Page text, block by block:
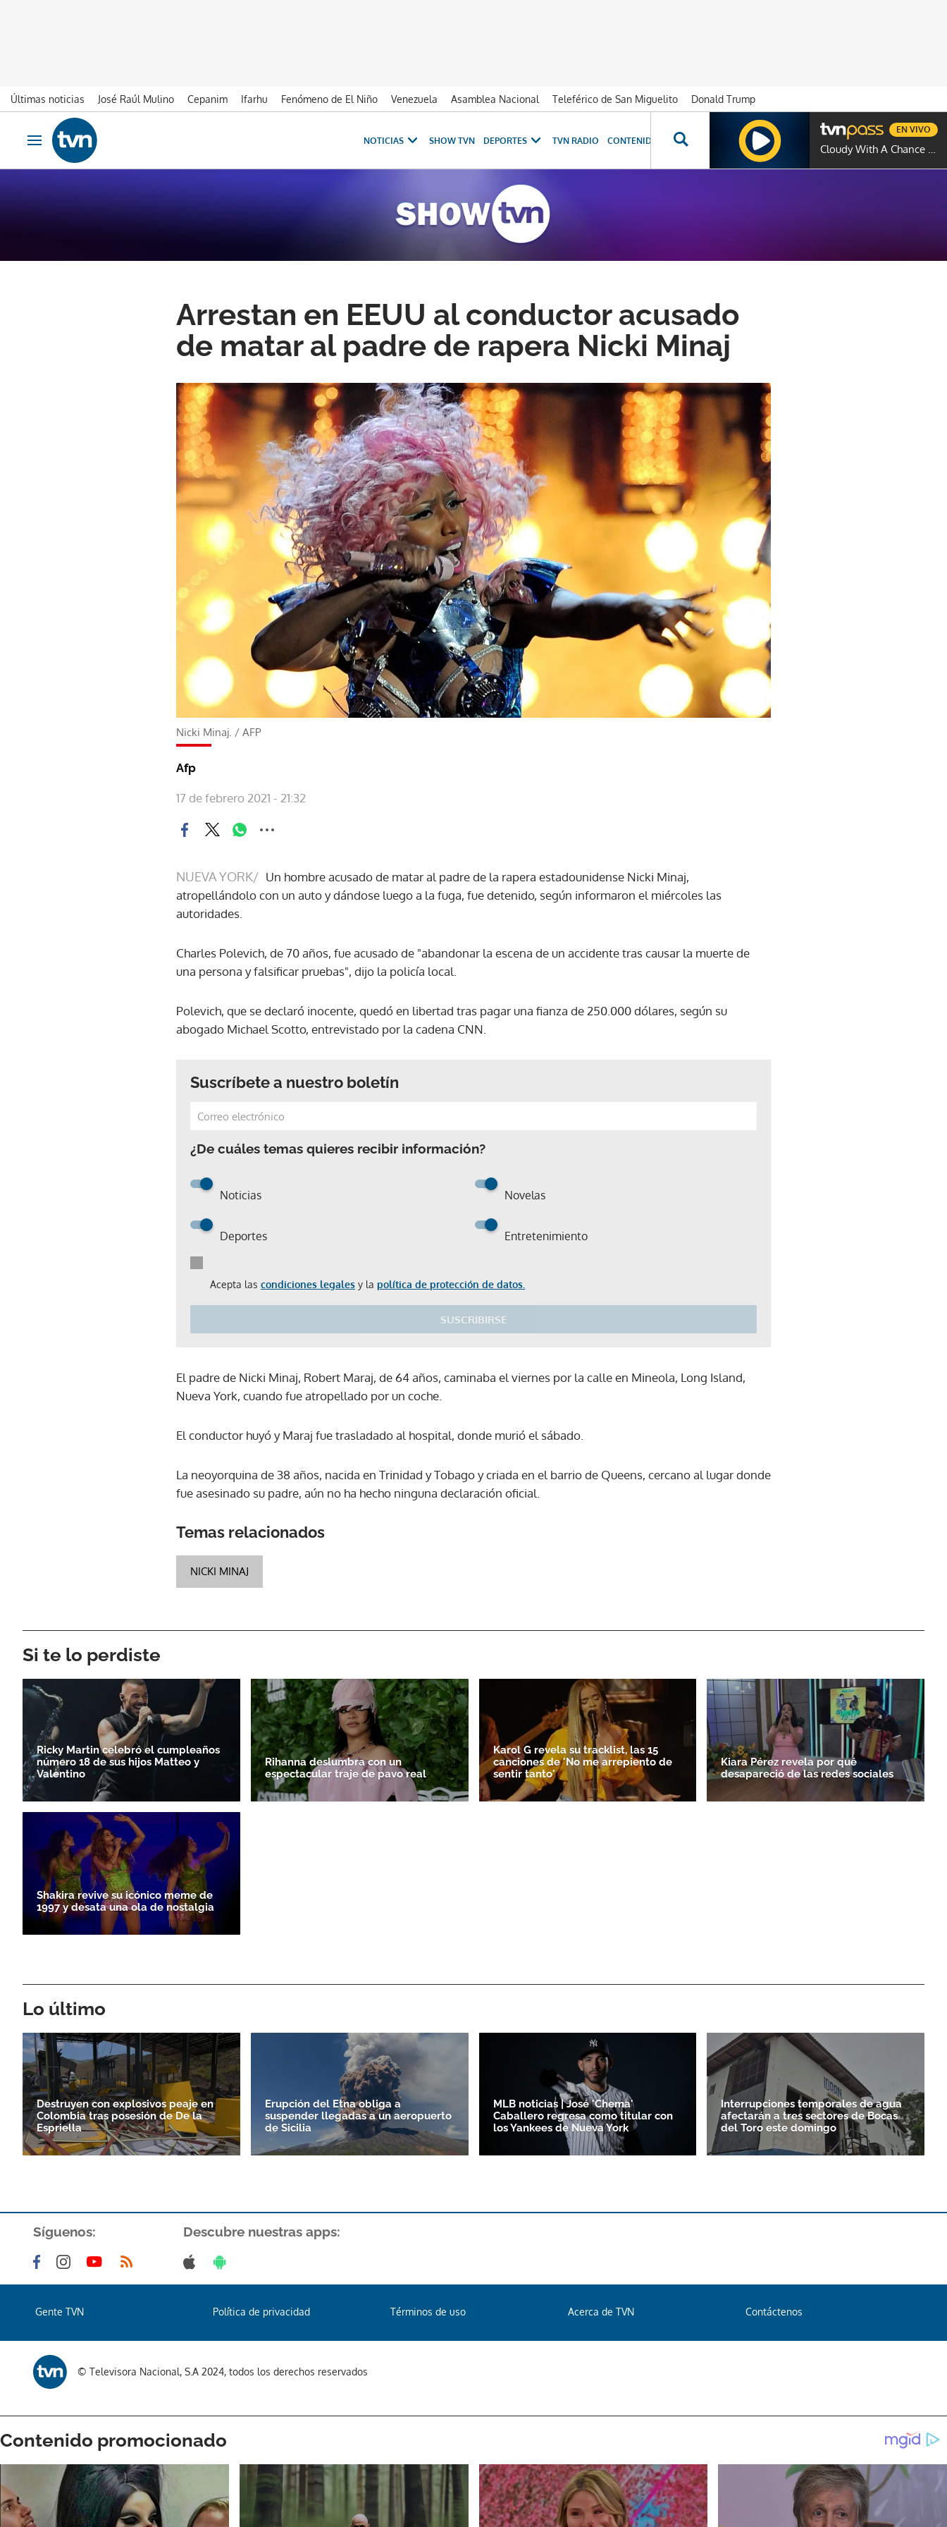
Últimas noticias José Raúl Mulino Cepanim Ifarhu Fenómeno de El Niño Venezuela Asamblea Nacional Teleférico de San Miguelito
Donald Trump
Ir al contenido
Obrir navegació
NOTICIAS SHOW TVN DEPORTES TVN RADIO CONTENIDOS ESPECIALES NOVELAS GENTE TVN
Cloudy With A Chance Of Meatballs
EN VIVO
Arrestan en EEUU al conductor acusado
de matar al padre de rapera Nicki Minaj
Nicki Minaj. / AFP
Afp
17 de febrero 2021 - 21:32
NUEVA YORK/ Un hombre acusado de matar al padre de la rapera estadounidense Nicki Minaj,
atropellándolo con un auto y dándose luego a la fuga, fue detenido, según informaron el miércoles las
autoridades.
Charles Polevich, de 70 años, fue acusado de "abandonar la escena de un accidente tras causar la muerte de
una persona y falsificar pruebas", dijo la policía local.
Polevich, que se declaró inocente, quedó en libertad tras pagar una fianza de 250.000 dólares, según su
abogado Michael Scotto, entrevistado por la cadena CNN.
Suscríbete a nuestro boletín
¿De cuáles temas quieres recibir información?
Noticias Novelas
Deportes Entretenimiento
Acepta las condiciones legales y la política de protección de datos.
SUSCRIBIRSE
El padre de Nicki Minaj, Robert Maraj, de 64 años, caminaba el viernes por la calle en Mineola, Long Island,
Nueva York, cuando fue atropellado por un coche.
El conductor huyó y Maraj fue trasladado al hospital, donde murió el sábado.
La neoyorquina de 38 años, nacida en Trinidad y Tobago y criada en el barrio de Queens, cercano al lugar donde
fue asesinado su padre, aún no ha hecho ninguna declaración oficial.
Temas relacionados
NICKI MINAJ
Si te lo perdiste
Ricky Martin celebró el cumpleaños
número 18 de sus hijos Matteo y
Valentino
Rihanna deslumbra con un
espectacular traje de pavo real
Karol G revela su tracklist, las 15
canciones de 'No me arrepiento de
sentir tanto'
Kiara Pérez revela por qué
desapareció de las redes sociales
Shakira revive su icónico meme de
1997 y desata una ola de nostalgia
Lo último
Destruyen con explosivos peaje en
Colombia tras posesión de De la
Espriella
Erupción del Etna obliga a
suspender llegadas a un aeropuerto
de Sicilia
MLB noticias | José 'Chema'
Caballero regresa como titular con
los Yankees de Nueva York
Interrupciones temporales de agua
afectarán a tres sectores de Bocas
del Toro este domingo
Síguenos: Descubre nuestras apps:
Gente TVN Política de privacidad Términos de uso Acerca de TVN Contáctenos
© Televisora Nacional, S.A 2024, todos los derechos reservados